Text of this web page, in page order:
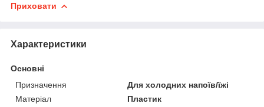
Приховати
Характеристики
Основні
Призначення
Для холодних напоїв/їжі
Матеріал
Пластик